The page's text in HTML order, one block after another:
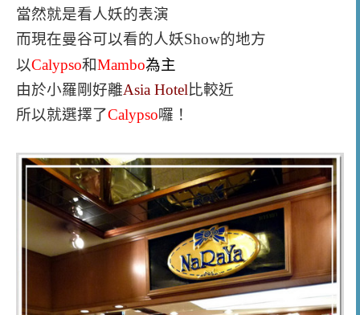
當然就是看人妖的表演
而現在曼谷可以看的人妖Show的地方
以Calypso和Mambo為主
由於小羅剛好離Asia Hotel 比較近
所以就選擇了Calypso囉！